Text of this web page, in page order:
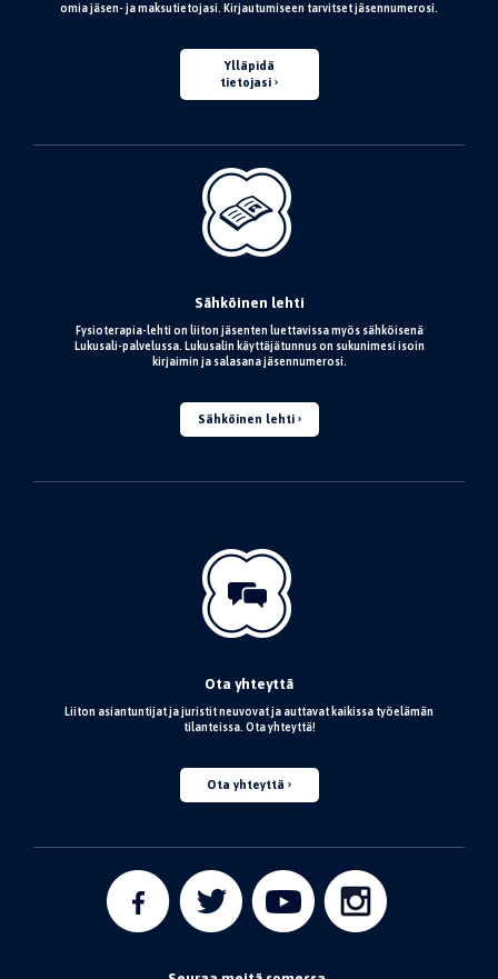
omia jäsen- ja maksutietojasi. Kirjautumiseen tarvitset jäsennumerosi.
Ylläpidä
tietojasi
Sähköinen lehti
Fysioterapia-lehti on liiton jäsenten luettavissa myös sähköisenä
Lukusali-palvelussa. Lukusalin käyttäjätunnus on sukunimesi isoin
kirjaimin ja salasana jäsennumerosi.
Sähköinen lehti
Ota yhteyttä
Liiton asiantuntijat ja juristit neuvovat ja auttavat kaikissa työelämän
tilanteissa. Ota yhteyttä!
Ota yhteyttä